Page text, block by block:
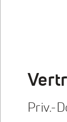
Priv.-